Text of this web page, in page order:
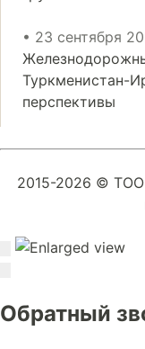
• 23 сентября
Туркменистан-
перспективы
2015-2026 ©
Обратный